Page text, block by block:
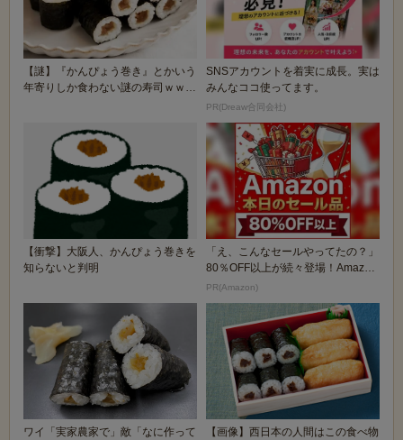
【謎】『かんぴょう巻き』とかいう
年寄りしか食わない謎の寿司ｗｗｗ
SNSアカウントを着実に成長。実は
みんなココ使ってます。
PR(Dreaw合同会社)
【衝撃】大阪人、かんぴょう巻きを
知らないと判明
「え、こんなセールやってたの？」
80％OFF以上が続々登場！Amazon
の本気が...
PR(Amazon)
ワイ「実家農家で」敵「なに作って
【画像】西日本の人間はこの食べ物